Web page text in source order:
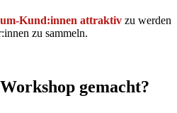
Kund:innen attraktiv zu werden
zu sammeln.
gemacht?